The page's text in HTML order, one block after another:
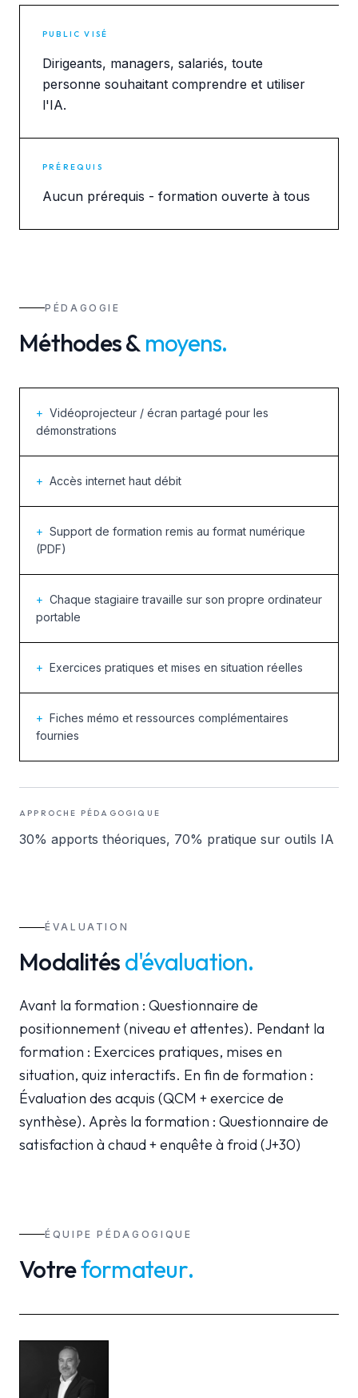
PUBLIC VISÉ
Dirigeants, managers, salariés, toute
personne souhaitant comprendre et utiliser
l'IA.
PRÉREQUIS
Aucun prérequis - formation ouverte à tous
PÉDAGOGIE
Méthodes & moyens.
+ Vidéoprojecteur / écran partagé pour les
démonstrations
+ Accès internet haut débit
+ Support de formation remis au format numérique
(PDF)
+ Chaque stagiaire travaille sur son propre ordinateur
portable
+ Exercices pratiques et mises en situation réelles
+ Fiches mémo et ressources complémentaires
fournies
APPROCHE PÉDAGOGIQUE
30% apports théoriques, 70% pratique sur outils IA
ÉVALUATION
Modalitésd'évaluation.
Avant la formation : Questionnaire de
positionnement (niveau et attentes). Pendant la
formation : Exercices pratiques, mises en
situation, quiz interactifs. En fin de formation :
Évaluation des acquis (QCM + exercice de
synthèse). Après la formation : Questionnaire de
satisfaction à chaud + enquête à froid (J+30)
ÉQUIPE PÉDAGOGIQUE
Votreformateur.